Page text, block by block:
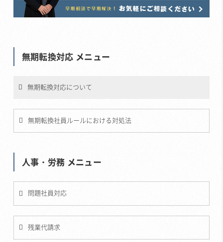
無期転換対応 メニュー
無期転換対応について
無期転換社員ルールにおける対処法
人事・労務 メニュー
問題社員対応
残業代請求